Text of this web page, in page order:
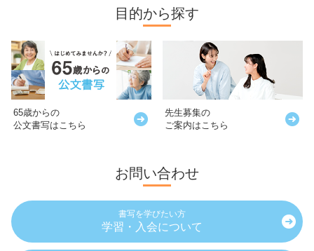
目的から探す
65歳からの
公文書写はこちら
先生募集の
ご案内はこちら
お問い合わせ
書写を学びたい方
学習・入会について